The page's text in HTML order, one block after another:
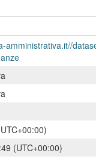
amministrativa.it//
(UTC+00:00)